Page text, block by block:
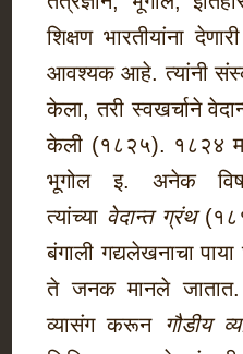
शिक्षण भारतीयांना
आवश्यक आहे. त्यांनी
केला, तरी स्वखर्चाने
केली (१८२५). १८२४
भूगोल इ. अनेक
त्यांच्या वेदान्त ग्रंथ
बंगाली गद्यलेखनाचा
ते जनक मानले जातात.
व्यासंग करून गौडीय